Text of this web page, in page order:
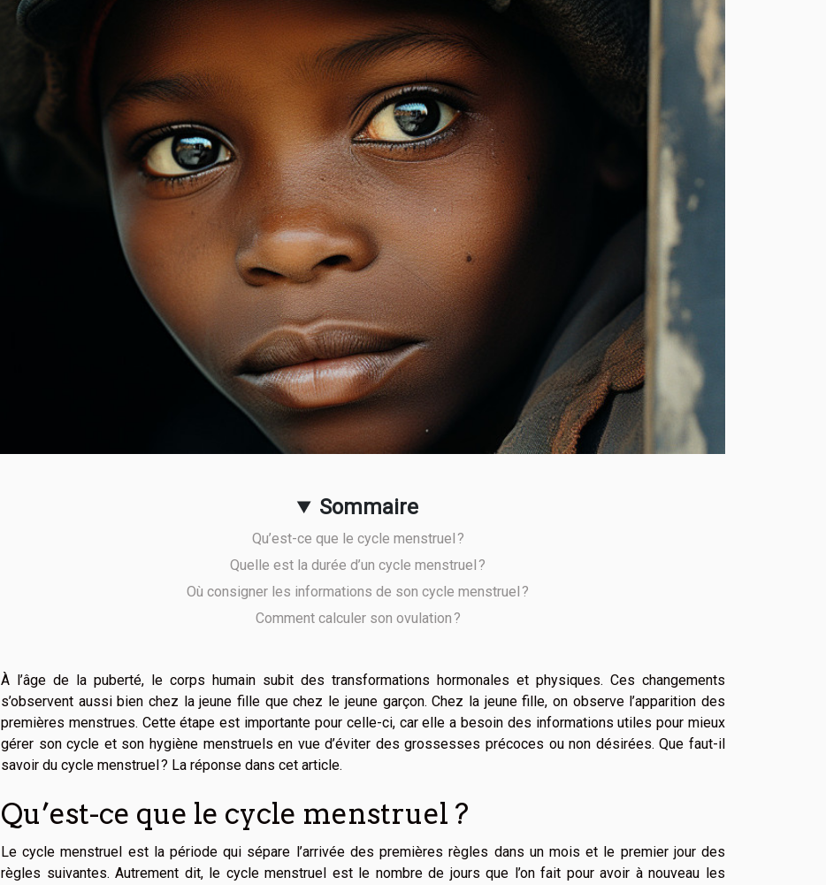
Sommaire
Qu’est-ce que le cycle menstruel ?
Quelle est la durée d’un cycle menstruel ?
Où consigner les informations de son cycle menstruel ?
Comment calculer son ovulation ?
À l’âge de la puberté, le corps humain subit des transformations hormonales et physiques. Ces changements
s’observent aussi bien chez la jeune fille que chez le jeune garçon. Chez la jeune fille, on observe l’apparition des
premières menstrues. Cette étape est importante pour celle-ci, car elle a besoin des informations utiles pour mieux
gérer son cycle et son hygiène menstruels en vue d’éviter des grossesses précoces ou non désirées. Que faut-il
savoir du cycle menstruel ? La réponse dans cet article.
Qu’est-ce que le cycle menstruel ?
Le cycle menstruel est la période qui sépare l’arrivée des premières règles dans un mois et le premier jour des
règles suivantes. Autrement dit, le cycle menstruel est le nombre de jours que l’on fait pour avoir à nouveau les